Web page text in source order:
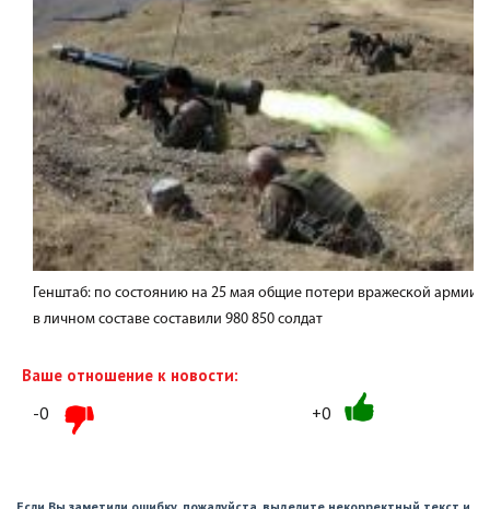
Генштаб: по состоянию на 25 мая общие потери вражеской армии
в личном составе составили 980 850 солдат
Ваше отношение к новости:
-0 +0